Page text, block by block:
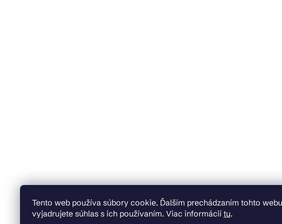
Tento web používa súbory cookie. Ďalším prechádzaním tohto webu
vyjadrujete súhlas s ich používaním. Viac informácií tu.